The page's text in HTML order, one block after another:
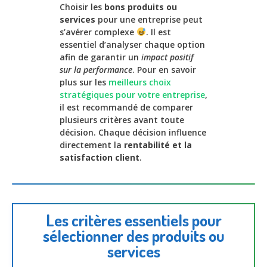
Choisir les bons produits ou
services pour une entreprise peut
s’avérer complexe
. Il est
essentiel d’analyser chaque option
afin de garantir un impact positif
sur la performance. Pour en savoir
plus sur les meilleurs choix
stratégiques pour votre entreprise,
il est recommandé de comparer
plusieurs critères avant toute
décision. Chaque décision influence
directement la rentabilité et la
satisfaction client.
Les critères essentiels pour
sélectionner des produits ou
services